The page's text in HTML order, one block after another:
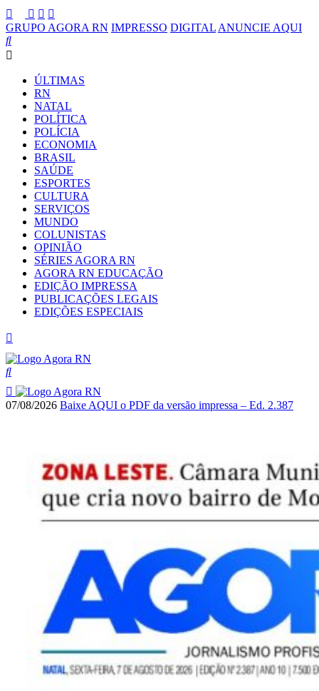
GRUPO AGORA RN IMPRESSO DIGITAL ANUNCIE AQUI
ÚLTIMAS
RN
NATAL
POLÍTICA
POLÍCIA
ECONOMIA
BRASIL
SAÚDE
ESPORTES
CULTURA
SERVIÇOS
MUNDO
COLUNISTAS
OPINIÃO
SÉRIES AGORA RN
AGORA RN EDUCAÇÃO
EDIÇÃO IMPRESSA
PUBLICAÇÕES LEGAIS
EDIÇÕES ESPECIAIS
07/08/2026 Baixe AQUI o PDF da versão impressa – Ed. 2.387